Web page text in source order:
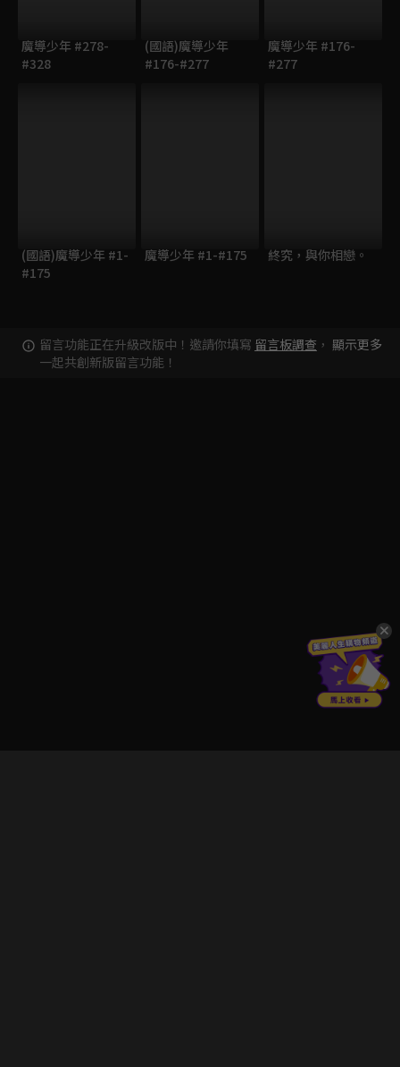
魔導少年 #278-
#328
(國語)魔導少年
#176-#277
魔導少年 #176-
#277
(國語)魔導少年 #1-
#175
魔導少年 #1-#175 終究，與你相戀。
留言功能正在升級改版中！邀請你填寫 留言板調查 ，
一起共創新版留言功能！
顯示更多